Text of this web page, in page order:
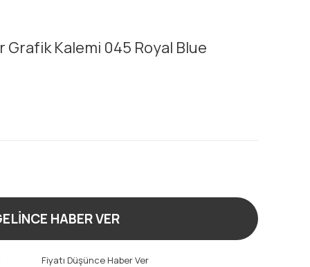
Kalemi 045 Royal Blue
HABER VER
Fiyatı Düşünce Haber Ver